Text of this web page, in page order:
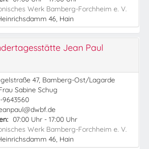
Werk Bamberg-Forchheim e. V.
46, Hain
Jean Paul
47, Bamberg-Ost/Lagarde
Sabine Schug
9643560
07:00 Uhr - 17:00 Uhr
Werk Bamberg-Forchheim e. V.
46, Hain